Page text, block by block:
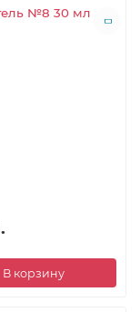
№8 30 мл
В корзину